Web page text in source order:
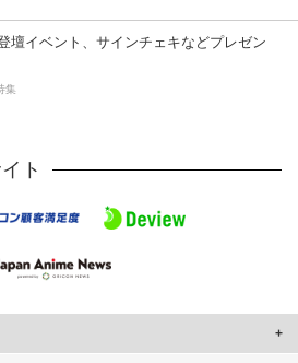
壇イベント、サインチェキなどプレゼン
集
ト